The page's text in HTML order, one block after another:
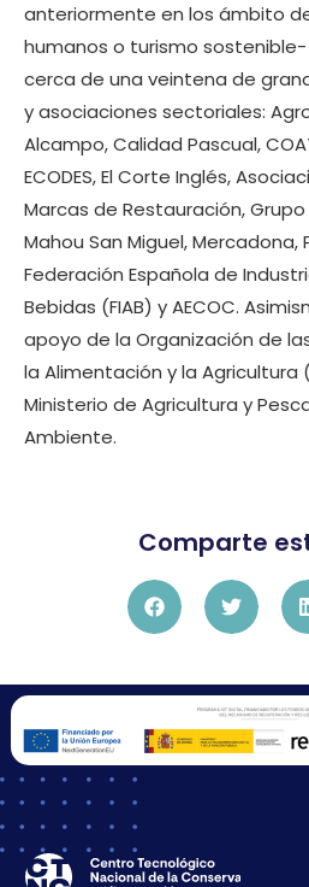
anteriormente en los ámbito
humanos o turismo
cerca de una veintena de
y asociaciones sectoriales:
Alcampo, Calidad Pascual,
ECODES, El Corte Inglés,
Marcas de Restauración, Grupo
Mahou San Miguel, Mercadona,
Federación Española de
Bebidas (FIAB) y AECOC.
apoyo de la Organización de
la Alimentación y la Agricultura
Ministerio de Agricultura y
Ambiente.
Comparte